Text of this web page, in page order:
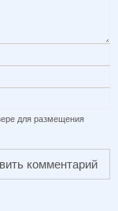
для размещения